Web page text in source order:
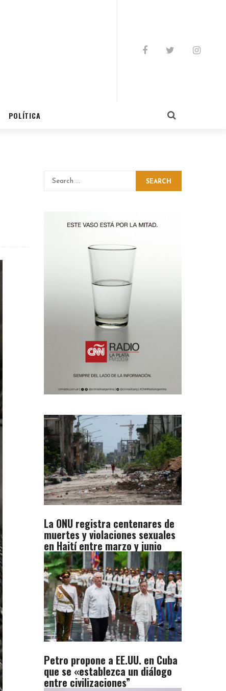
POLÍTICA
SEARCH
La ONU registra centenares de
muertes y violaciones sexuales
en Haití entre marzo y junio
Petro propone a EE.UU. en Cuba
que se «establezca un diálogo
entre civilizaciones”